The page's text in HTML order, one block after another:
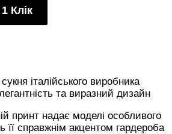
Клік
італійського виробника
та виразний дизайн
принт надає моделі особливого
її справжнім акцентом гардероба